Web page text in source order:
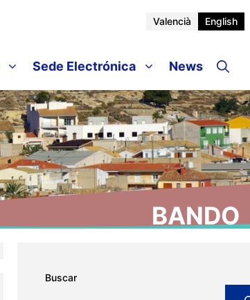
Valencià English
Sede Electrónica News
BANDO
Buscar